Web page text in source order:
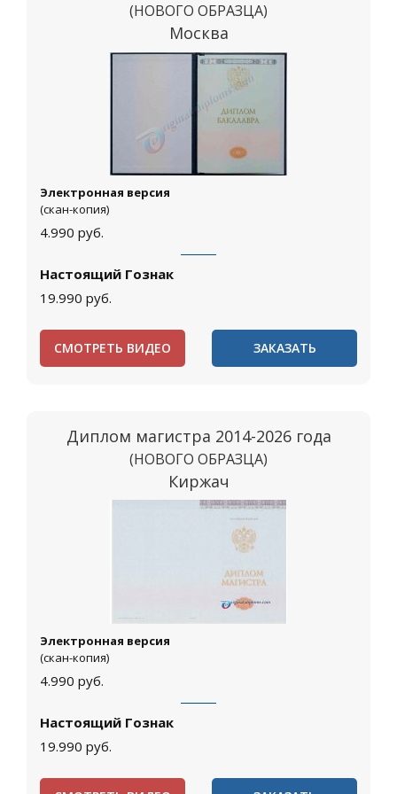
(НОВОГО ОБРАЗЦА)
Москва
Электронная версия
(скан-копия)
4.990 руб.
Настоящий Гознак
19.990 руб.
СМОТРЕТЬ ВИДЕО ЗАКАЗАТЬ
Диплом магистра 2014-2026 года
(НОВОГО ОБРАЗЦА)
Киржач
Электронная версия
(скан-копия)
4.990 руб.
Настоящий Гознак
19.990 руб.